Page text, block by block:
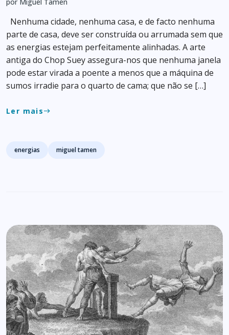
Nenhuma cidade, nenhuma casa, e de facto nenhuma
parte de casa, deve ser construída ou arrumada sem que
as energias estejam perfeitamente alinhadas. A arte
antiga do Chop Suey assegura-nos que nenhuma janela
pode estar virada a poente a menos que a máquina de
sumos irradie para o quarto de cama; que não se […]
Ler maiseast
Tags
energias miguel tamen